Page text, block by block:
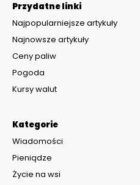
Kategorie
Wiadomości
Pieniądze
Życie na wsi
Przydatne linki
Najpopularniejsze artykuły
Najnowsze artykuły
Ceny paliw
Pogoda
Kursy walut